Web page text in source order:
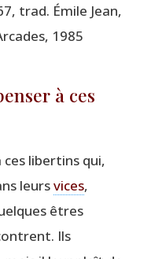
trad. Émile Jean,
1985
à ces
liber­tins qui,
leursvices,
êtres
Ils